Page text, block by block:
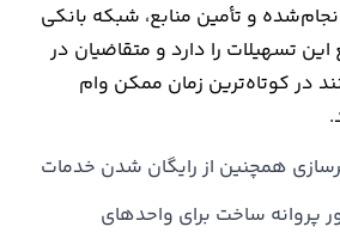
و تأمین منابع، شبکه بانکی
تسهیلات را دارد و متقاضیان در
در کوتاه‌ترین زمان ممکن وام
همچنین از رایگان شدن خدمات
ساخت برای واحدهای